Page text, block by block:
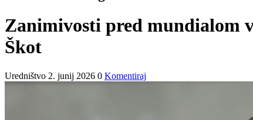
Zanimivosti pred mundialom
Škot
Uredništvo 2. junij 2026 0 Komentiraj